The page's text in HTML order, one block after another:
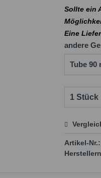
Sollte ein
Eine
andere
Preis
Artikel-Nr.: